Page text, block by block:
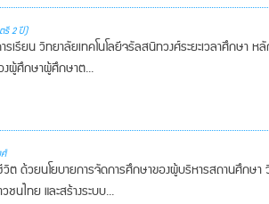
รี 2 ปี)
รเรียน วิทยาลัยเทคโนโลยีจรัลสนิทวงศ์ระยะเวลาศึกษ
ผู้ศึกษาผู้ศึกษาต...
ต ด้วยนโยบายการจัดการศึกษาของผู้บริหารสถานศึกษา
ชนไทย และสร้างระบบ...